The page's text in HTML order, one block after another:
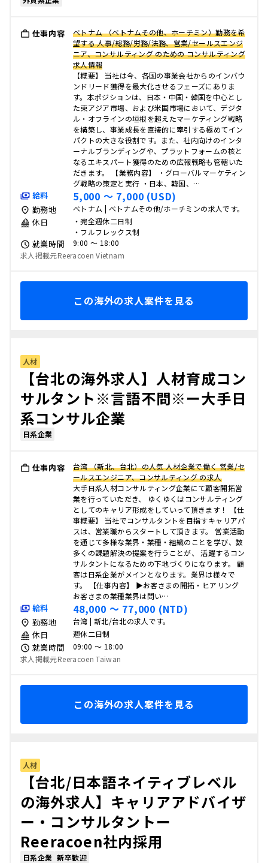
仕事内容
ベトナム （ベトナムその他、ホーチミン）勤務を希
望する 人事/総務/労務/法務、営業/セールスエンジ
ニア、コンサルティング のための コンサルティング
求人情報
【概要】 当社は今、各国の事業会社からのインバウ
ンドリード獲得を最大化させるフェーズにありま
す。本ポジションは、日本・中国・韓国を中心とし
た東アジア市場、および米国市場において、デジタ
ル・オフラインの垣根を超えたマーケティング戦略
を構築し、事業成長を直接的に牽引する極めてイン
パクトの大きな役割です。また、社内向けのインタ
ーナルブランディングや、プラットフォームの核と
なるエキスパート獲得のための広報戦略も管轄いた
だきます。 【業務内容】 ・グローバルマーケティン
グ戦略の策定と実行 ・日本、韓国、…
給料 5,000 〜 7,000 (USD)
勤務地 ベトナム | ベトナムその他/ホーチミンの求人です。
休日
・完全週休二日制
・フルフレックス制
就業時間
9:00 〜 18:00
求人掲載元Reeracoen Vietnam
この海外の求人案件を見る
人材
【台北の海外求人】人材育成コン
サルタント※言語不問※ー大手日
系コンサル企業
日系企業
仕事内容
台湾 （新北、台北）の人気 人材企業で働く 営業/セ
ールスエンジニア、コンサルティング の求人
大手日系人材コンサルティング企業にて顧客開拓営
業を行っていただき、 ゆくゆくはコンサルティング
としてのキャリア形成をしていって頂きます！ 【仕
事概要】 当社でコンサルタントを目指すキャリアパ
スは、営業職からスタートして頂きます。 営業活動
を通じて多様な業界・業種・組織のことを学び、数
多くの課題解決の提案を行うことが、 活躍するコン
サルタントになるための下地づくりになります。 顧
客は日系企業がメインとなります。業界は様々で
す。 【仕事内容】 ▶お客さまの開拓・ヒアリング
お客さまの業種業界は問い…
給料 48,000 〜 77,000 (NTD)
勤務地 台湾 | 新北/台北の求人です。
休日 週休二日制
就業時間
09:00 〜 18:00
求人掲載元Reeracoen Taiwan
この海外の求人案件を見る
人材
【台北/日本語ネイティブレベル
の海外求人】キャリアアドバイザ
ー・コンサルタントー
Reeracoen社内採用
日系企業 新卒歓迎